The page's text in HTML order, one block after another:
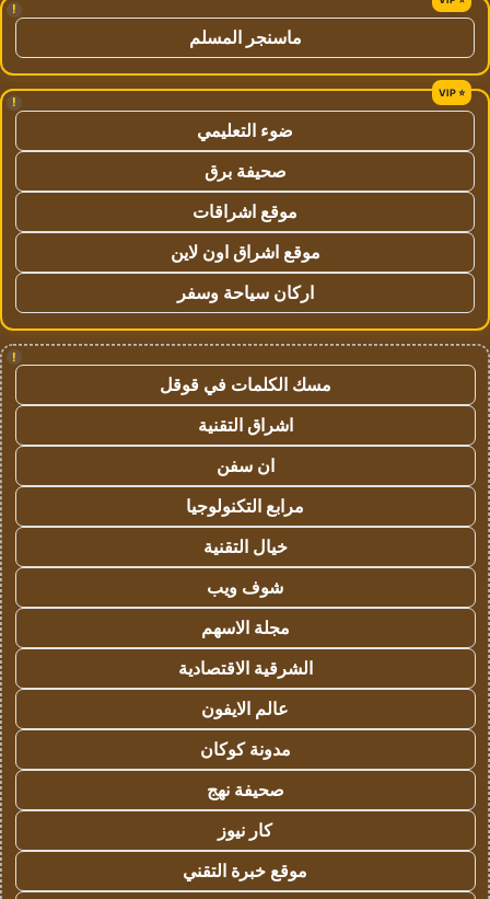
!
ماسنجر المسلم
!
ضوء التعليمي
صحيفة برق
موقع اشراقات
موقع اشراق اون لاين
اركان سياحة وسفر
!
مسك الكلمات في قوقل
اشراق التقنية
ان سفن
مرابع التكنولوجيا
خيال التقنية
شوف ويب
مجلة الاسهم
الشرقية الاقتصادية
عالم الايفون
مدونة كوكان
صحيفة نهج
كار نيوز
موقع خبرة التقني